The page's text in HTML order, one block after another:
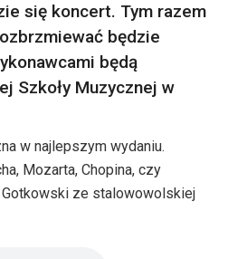
się koncert. Tym razem
będzie
będą
Szkoły Muzycznej w
w najlepszym wydaniu.
Mozarta, Chopina, czy
ze stalowowolskiej